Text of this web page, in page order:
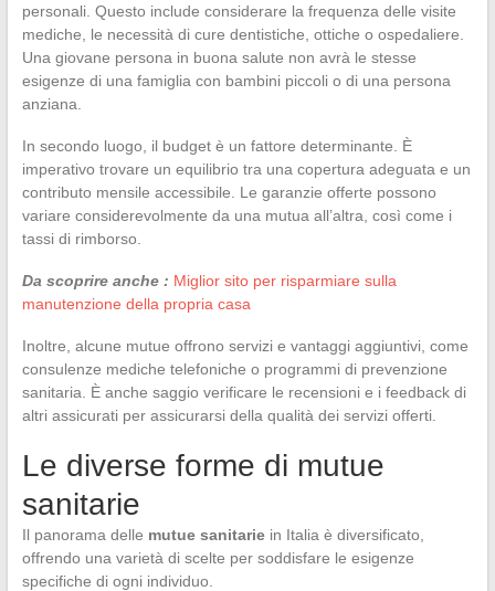
personali. Questo include considerare la frequenza delle visite
mediche, le necessità di cure dentistiche, ottiche o ospedaliere.
Una giovane persona in buona salute non avrà le stesse
esigenze di una famiglia con bambini piccoli o di una persona
anziana.
In secondo luogo, il budget è un fattore determinante. È
imperativo trovare un equilibrio tra una copertura adeguata e un
contributo mensile accessibile. Le garanzie offerte possono
variare considerevolmente da una mutua all’altra, così come i
tassi di rimborso.
Da scoprire anche : Miglior sito per risparmiare sulla
manutenzione della propria casa
Inoltre, alcune mutue offrono servizi e vantaggi aggiuntivi, come
consulenze mediche telefoniche o programmi di prevenzione
sanitaria. È anche saggio verificare le recensioni e i feedback di
altri assicurati per assicurarsi della qualità dei servizi offerti.
Le diverse forme di mutue
sanitarie
Il panorama delle mutue sanitariein Italia è diversificato,
offrendo una varietà di scelte per soddisfare le esigenze
specifiche di ogni individuo.